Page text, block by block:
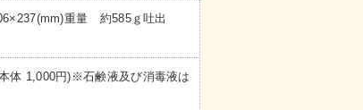
重量 約585ｇ吐出
体 1,000円)※石鹸液及び消毒液は